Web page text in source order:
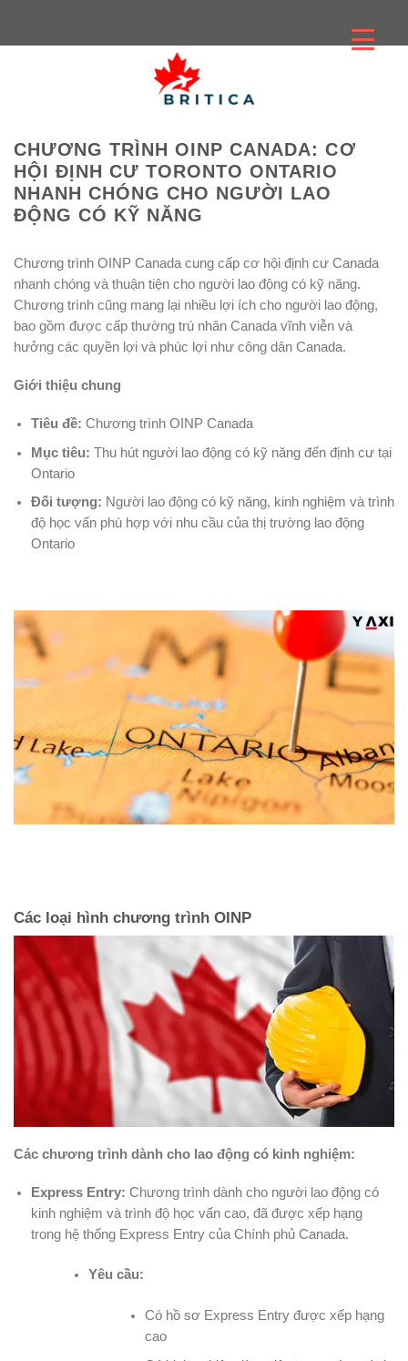
CHƯƠNG TRÌNH OINP CANADA: CƠ
HỘI ĐỊNH CƯ TORONTO ONTARIO
NHANH CHÓNG CHO NGƯỜI LAO
ĐỘNG CÓ KỸ NĂNG
Chương trình OINP Canada cung cấp cơ hội định cư Canada
nhanh chóng và thuận tiện cho người lao động có kỹ năng.
Chương trình cũng mang lại nhiều lợi ích cho người lao động,
bao gồm được cấp thường trú nhân Canada vĩnh viễn và
hưởng các quyền lợi và phúc lợi như công dân Canada.
Giới thiệu chung
Tiêu đề: Chương trình OINP Canada
Mục tiêu: Thu hút người lao động có kỹ năng đến định cư tại
Ontario
Đối tượng: Người lao động có kỹ năng, kinh nghiệm và trình
độ học vấn phù hợp với nhu cầu của thị trường lao động
Ontario
Các loại hình chương trình OINP
Các chương trình dành cho lao động có kinh nghiệm:
Express Entry: Chương trình dành cho người lao động có
kinh nghiệm và trình độ học vấn cao, đã được xếp hạng
trong hệ thống Express Entry của Chính phủ Canada.
Yêu cầu:
Có hồ sơ Express Entry được xếp hạng
cao